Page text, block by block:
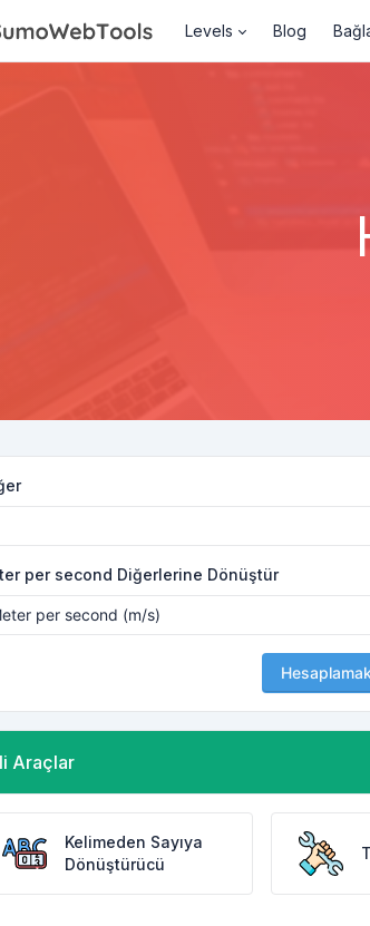
Levels Blog
per second Diğerlerine Dönüştür
Hesaplamak
Araçlar
Kelimeden Sayıya
Dönüştürücü